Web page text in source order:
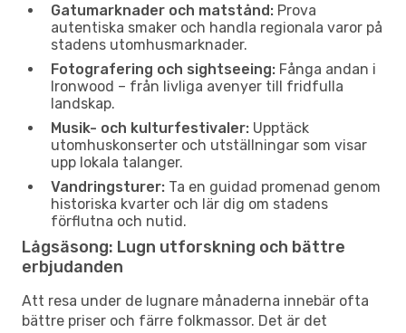
Gatumarknader och matstånd: Prova
autentiska smaker och handla regionala varor på
stadens utomhusmarknader.
Fotografering och sightseeing: Fånga andan i
Ironwood – från livliga avenyer till fridfulla
landskap.
Musik- och kulturfestivaler: Upptäck
utomhuskonserter och utställningar som visar
upp lokala talanger.
Vandringsturer: Ta en guidad promenad genom
historiska kvarter och lär dig om stadens
förflutna och nutid.
Lågsäsong: Lugn utforskning och bättre
erbjudanden
Att resa under de lugnare månaderna innebär ofta
bättre priser och färre folkmassor. Det är det